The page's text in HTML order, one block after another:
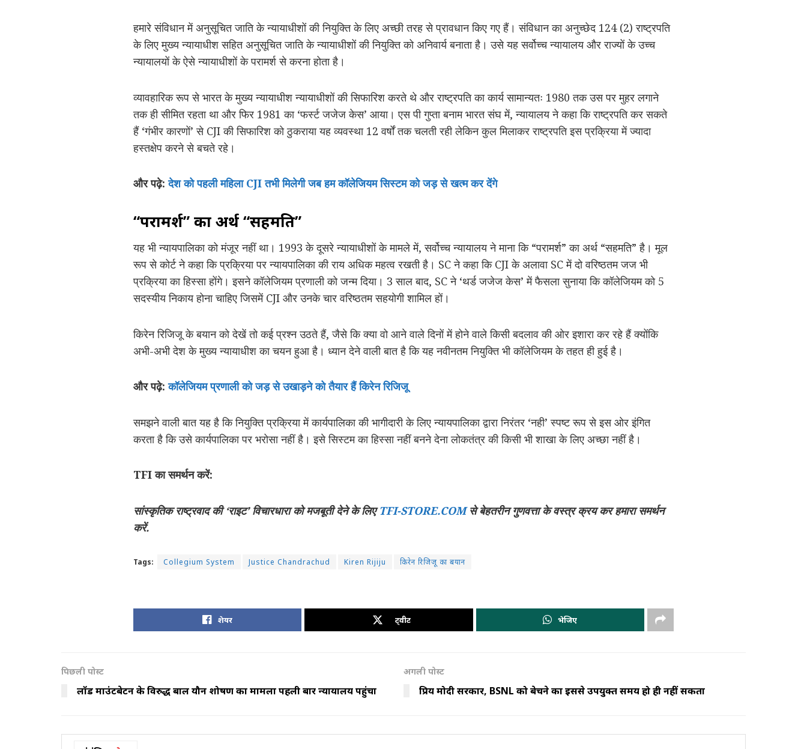
हमारे संविधान में अनुसूचित जाति के न्यायाधीशों की नियुक्ति के लिए अच्छी तरह से प्रावधान किए गए हैं। संविधान का अनुच्छेद 124 (2) राष्ट्रपति
के लिए मुख्य न्यायाधीश सहित अनुसूचित जाति के न्यायाधीशों की नियुक्ति को अनिवार्य बनाता है। उसे यह सर्वोच्च न्यायालय और राज्यों के उच्च
न्यायालयों के ऐसे न्यायाधीशों के परामर्श से करना होता है।
व्यावहारिक रूप से भारत के मुख्य न्यायाधीश न्यायाधीशों की सिफारिश करते थे और राष्ट्रपति का कार्य सामान्यतः 1980 तक उस पर मुहर लगाने
तक ही सीमित रहता था और फिर 1981 का ‘फर्स्ट जजेज केस’ आया। एस पी गुप्ता बनाम भारत संघ में, न्यायालय ने कहा कि राष्ट्रपति कर सकते
हैं ‘गंभीर कारणों’ से CJI की सिफारिश को ठुकराया यह व्यवस्था 12 वर्षों तक चलती रही लेकिन कुल मिलाकर राष्ट्रपति इस प्रक्रिया में ज्यादा
हस्तक्षेप करने से बचते रहे।
और पढ़े:देश को पहली महिला CJI तभी मिलेगी जब हम कॉलेजियम सिस्टम को जड़ से खत्म कर देंगे
“परामर्श” का अर्थ “सहमति”
यह भी न्यायपालिका को मंजूर नहीं था। 1993 के दूसरे न्यायाधीशों के मामले में, सर्वोच्च न्यायालय ने माना कि “परामर्श” का अर्थ “सहमति” है। मूल
रूप से कोर्ट ने कहा कि प्रक्रिया पर न्यायपालिका की राय अधिक महत्व रखती है। SC ने कहा कि CJI के अलावा SC में दो वरिष्ठतम जज भी
प्रक्रिया का हिस्सा होंगे। इसने कॉलेजियम प्रणाली को जन्म दिया। 3 साल बाद, SC ने ‘थर्ड जजेज केस’ में फैसला सुनाया कि कॉलेजियम को 5
सदस्यीय निकाय होना चाहिए जिसमें CJI और उनके चार वरिष्ठतम सहयोगी शामिल हों।
किरेन रिजिजू के बयान को देखें तो कई प्रश्न उठते हैं, जैसे कि क्या वो आने वाले दिनों में होने वाले किसी बदलाव की ओर इशारा कर रहे हैं क्योंकि
अभी-अभी देश के मुख्य न्यायाधीश का चयन हुआ है। ध्यान देने वाली बात है कि यह नवीनतम नियुक्ति भी कॉलेजियम के तहत ही हुई है।
और पढ़े:कॉलेजियम प्रणाली को जड़ से उखाड़ने को तैयार हैं किरेन रिजिजू
समझने वाली बात यह है कि नियुक्ति प्रक्रिया में कार्यपालिका की भागीदारी के लिए न्यायपालिका द्वारा निरंतर ‘नही’ स्पष्ट रूप से इस ओर इंगित
करता है कि उसे कार्यपालिका पर भरोसा नहीं है। इसे सिस्टम का हिस्सा नहीं बनने देना लोकतंत्र की किसी भी शाखा के लिए अच्छा नहीं है।
TFI का समर्थन करें:
सांस्कृतिक राष्ट्रवाद की ‘राइट’ विचारधारा को मजबूती देने के लिएTFI-STORE.COMसे बेहतरीन गुणवत्ता के वस्त्र क्रय कर हमारा समर्थन
करें.
Tags: Collegium System Justice Chandrachud Kiren Rijiju किरेन रिजिजू का बयान
शेयर ट्वीट भेजिए
पिछली पोस्ट
लॉर्ड माउंटबेटन के विरुद्ध बाल यौन शोषण का मामला पहली बार न्यायालय पहुंचा
अगली पोस्ट
प्रिय मोदी सरकार, BSNL को बेचने का इससे उपयुक्त समय हो ही नहीं सकता